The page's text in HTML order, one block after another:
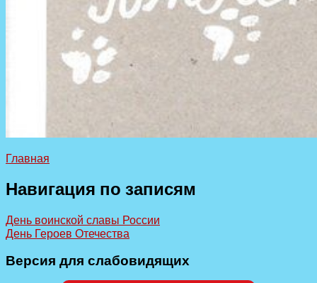
Главная
Навигация по записям
День воинской славы России
День Героев Отечества
Версия для слабовидящих